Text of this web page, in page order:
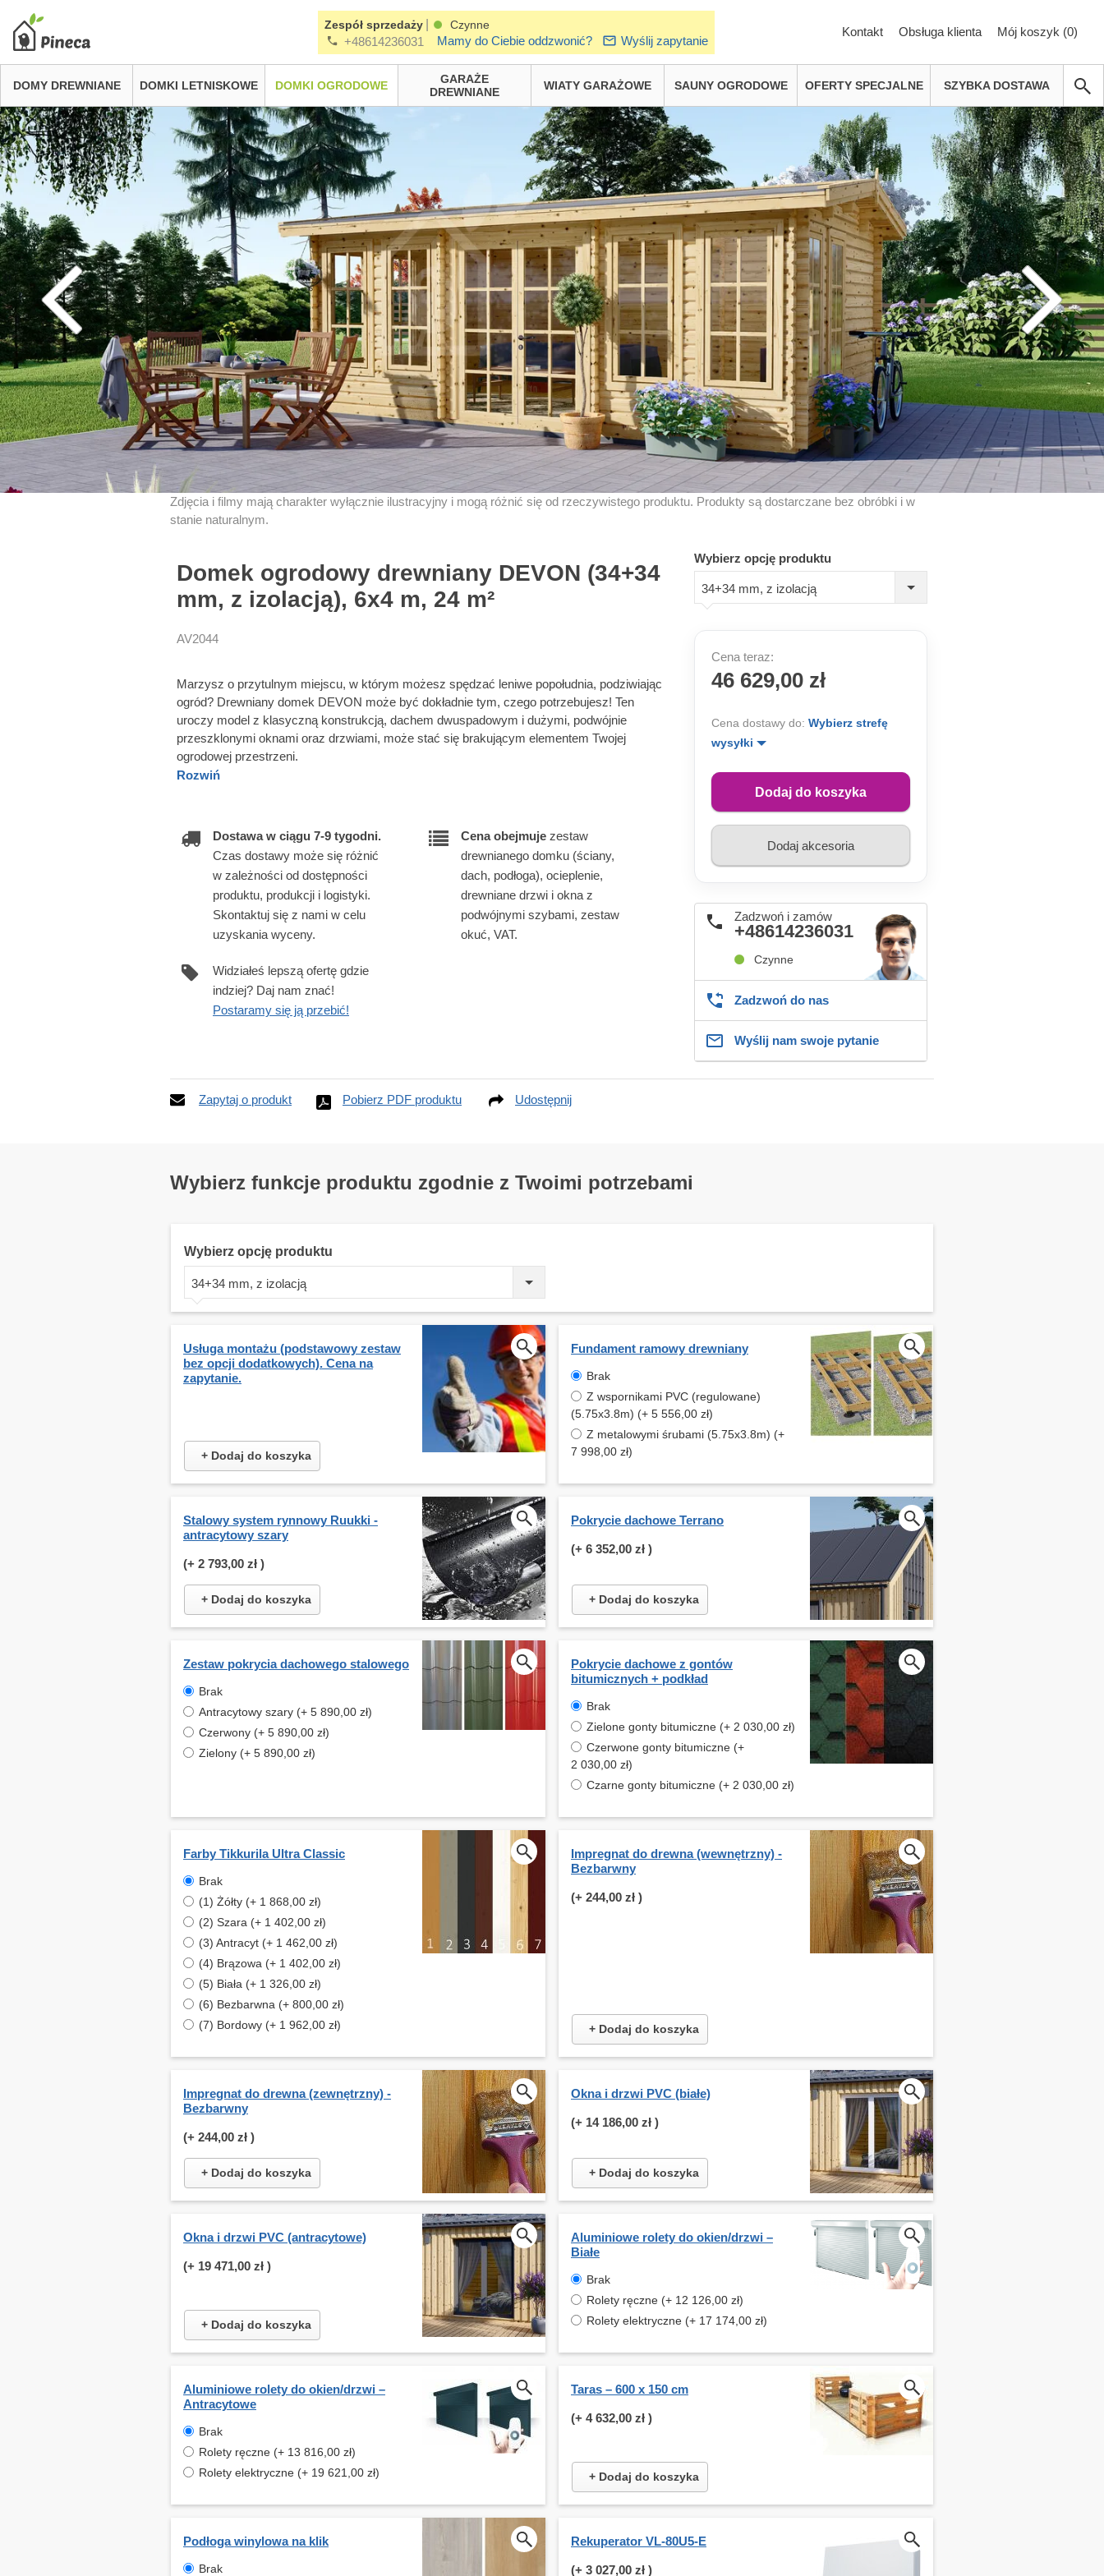
Zespół sprzedaży Czynne
+48614236031 Mamy do Ciebie oddzwonić? Wyślij zapytanie
Kontakt Obsługa klienta Mój koszyk (0)
DOMY DREWNIANE DOMKI LETNISKOWE DOMKI OGRODOWE
GARAŻE
DREWNIANE
WIATY GARAŻOWE SAUNY OGRODOWE OFERTY SPECJALNE SZYBKA DOSTAWA
Zdjęcia i filmy mają charakter wyłącznie ilustracyjny i mogą różnić się od rzeczywistego produktu. Produkty są dostarczane bez obróbki i w
stanie naturalnym.
Domek ogrodowy drewniany DEVON (34+34
mm, z izolacją), 6x4 m, 24 m²
AV2044
Marzysz o przytulnym miejscu, w którym możesz spędzać leniwe popołudnia, podziwiając
ogród? Drewniany domek DEVON może być dokładnie tym, czego potrzebujesz! Ten
uroczy model z klasyczną konstrukcją, dachem dwuspadowym i dużymi, podwójnie
przeszklonymi oknami oraz drzwiami, może stać się brakującym elementem Twojej
ogrodowej przestrzeni.
Rozwiń
Dostawa w ciągu 7-9 tygodni.
Czas dostawy może się różnić
w zależności od dostępności
produktu, produkcji i logistyki.
Skontaktuj się z nami w celu
uzyskania wyceny.
Cena obejmujezestaw
drewnianego domku (ściany,
dach, podłoga), ocieplenie,
drewniane drzwi i okna z
podwójnymi szybami, zestaw
okuć, VAT.
Widziałeś lepszą ofertę gdzie
indziej? Daj nam znać!
Postaramy się ją przebić!
Wybierz opcję produktu
34+34 mm, z izolacją
Cena teraz:
46 629,00 zł
Cena dostawy do: Wybierz strefę
wysyłki
Dodaj do koszyka
Dodaj akcesoria
Zadzwoń i zamów
+48614236031
Czynne
Zadzwoń do nas
Wyślij nam swoje pytanie
Zapytaj o produkt Pobierz PDF produktu Udostępnij
Wybierz funkcje produktu zgodnie z Twoimi potrzebami
Wybierz opcję produktu
34+34 mm, z izolacją
Usługa montażu (podstawowy zestaw
bez opcji dodatkowych). Cena na
zapytanie.
+ Dodaj do koszyka
Fundament ramowy drewniany
Brak
Z wspornikami PVC (regulowane)
(5.75x3.8m) (+ 5 556,00 zł)
Z metalowymi śrubami (5.75x3.8m) (+
7 998,00 zł)
Stalowy system rynnowy Ruukki -
antracytowy szary
(+ 2 793,00 zł )
+ Dodaj do koszyka
Pokrycie dachowe Terrano
(+ 6 352,00 zł )
+ Dodaj do koszyka
Zestaw pokrycia dachowego stalowego
Brak
Antracytowy szary (+ 5 890,00 zł)
Czerwony (+ 5 890,00 zł)
Zielony (+ 5 890,00 zł)
Pokrycie dachowe z gontów
bitumicznych + podkład
Brak
Zielone gonty bitumiczne (+ 2 030,00 zł)
Czerwone gonty bitumiczne (+
2 030,00 zł)
Czarne gonty bitumiczne (+ 2 030,00 zł)
Farby Tikkurila Ultra Classic
Brak
(1) Żółty (+ 1 868,00 zł)
(2) Szara (+ 1 402,00 zł)
(3) Antracyt (+ 1 462,00 zł)
(4) Brązowa (+ 1 402,00 zł)
(5) Biała (+ 1 326,00 zł)
(6) Bezbarwna (+ 800,00 zł)
(7) Bordowy (+ 1 962,00 zł)
Impregnat do drewna (wewnętrzny) -
Bezbarwny
(+ 244,00 zł )
+ Dodaj do koszyka
Impregnat do drewna (zewnętrzny) -
Bezbarwny
(+ 244,00 zł )
+ Dodaj do koszyka
Okna i drzwi PVC (białe)
(+ 14 186,00 zł )
+ Dodaj do koszyka
Okna i drzwi PVC (antracytowe)
(+ 19 471,00 zł )
+ Dodaj do koszyka
Aluminiowe rolety do okien/drzwi –
Białe
Brak
Rolety ręczne (+ 12 126,00 zł)
Rolety elektryczne (+ 17 174,00 zł)
Aluminiowe rolety do okien/drzwi –
Antracytowe
Brak
Rolety ręczne (+ 13 816,00 zł)
Rolety elektryczne (+ 19 621,00 zł)
Taras – 600 x 150 cm
(+ 4 632,00 zł )
+ Dodaj do koszyka
Podłoga winylowa na klik
Brak
Rekuperator VL-80U5-E
(+ 3 027,00 zł )